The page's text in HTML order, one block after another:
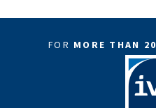
FOR MORE THAN